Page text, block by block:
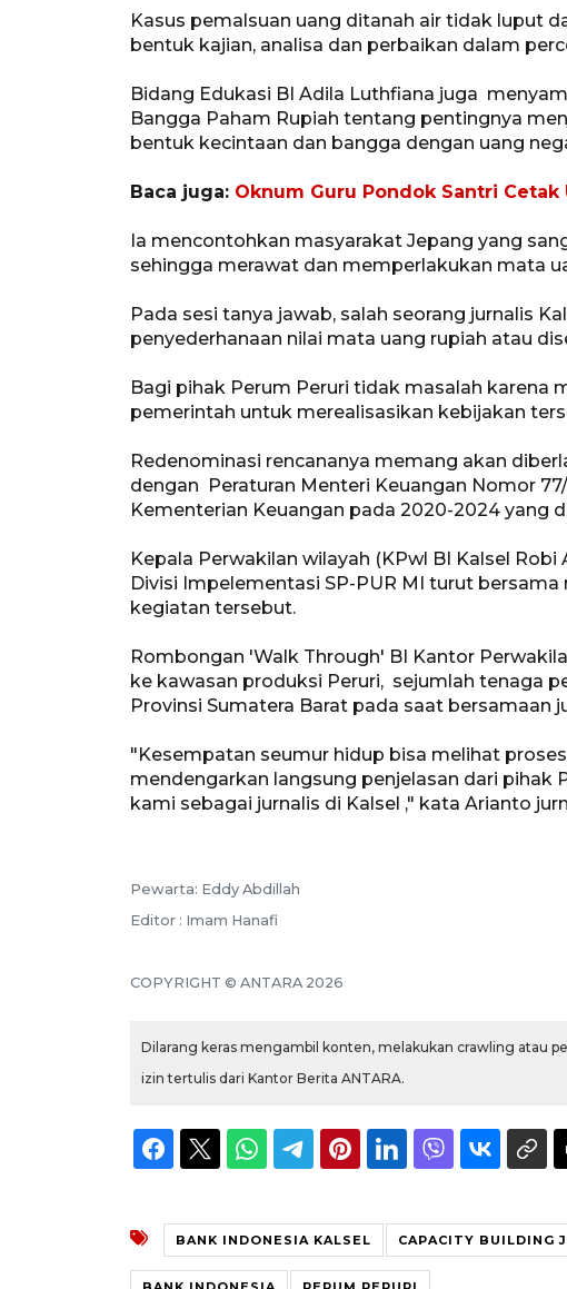
Kasus pemalsuan uang ditanah air tidak luput
bentuk kajian, analisa dan perbaikan dalam
Bidang Edukasi BI Adila Luthfiana juga
Bangga Paham Rupiah tentang pentingnya
bentuk kecintaan dan bangga dengan uang
Baca juga: Oknum Guru Pondok Santri Cetak
Ia mencontohkan masyarakat Jepang yang
sehingga merawat dan memperlakukan mata
Pada sesi tanya jawab, salah seorang jurnalis
penyederhanaan nilai mata uang rupiah atau
Bagi pihak Perum Peruri tidak masalah karena
pemerintah untuk merealisasikan kebijakan
Redenominasi rencananya memang akan
dengan Peraturan Menteri Keuangan Nomor
Kementerian Keuangan pada 2020-2024 yang
Kepala Perwakilan wilayah (KPwl BI Kalsel
Divisi Impelementasi SP-PUR MI turut
kegiatan tersebut.
Rombongan 'Walk Through' BI Kantor
ke kawasan produksi Peruri, sejumlah tenaga
Provinsi Sumatera Barat pada saat bersamaan
"Kesempatan seumur hidup bisa melihat
mendengarkan langsung penjelasan dari pihak
kami sebagai jurnalis di Kalsel ," kata Arianto
Pewarta: Eddy Abdillah
Editor : Imam Hanafi
COPYRIGHT © ANTARA 2026
Dilarang keras mengambil konten, melakukan crawling atau
izin tertulis dari Kantor Berita ANTARA.
BANK INDONESIA KALSEL CAPACITY BUILDING